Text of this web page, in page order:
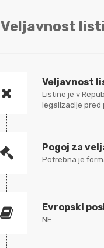
Veljavnost
Veljavnost
Listine je v
legalizacije pred
Pogoj za
Potrebna je
Evropski
NE